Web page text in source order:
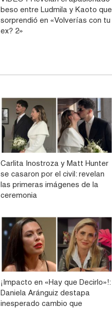
beso entre Ludmila y Kaoto que
sorprendió en «Volverías con tu
ex? 2»
Carlita Inostroza y Matt Hunter
se casaron por el civil: revelan
las primeras imágenes de la
ceremonia
¡Impacto en «Hay que Decirlo»!:
Daniela Aránguiz destapa
inesperado cambio que